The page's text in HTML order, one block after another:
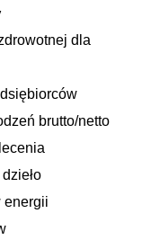
dla
brutto/netto
energii